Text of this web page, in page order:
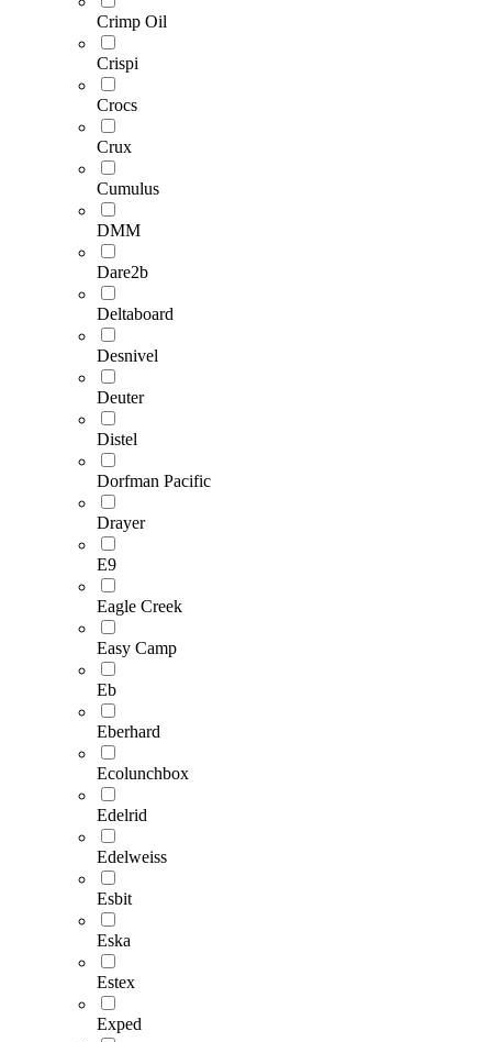
Crimp Oil
Crispi
Crocs
Crux
Cumulus
DMM
Dare2b
Deltaboard
Desnivel
Deuter
Distel
Dorfman Pacific
Drayer
E9
Eagle Creek
Easy Camp
Eb
Eberhard
Ecolunchbox
Edelrid
Edelweiss
Esbit
Eska
Estex
Exped